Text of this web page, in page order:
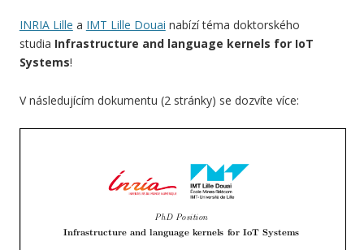
INRIA Lille a IMT Lille Douai nabízí téma doktorského
studia Infrastructure and language kernels for IoT
Systems!
V následujícím dokumentu (2 stránky) se dozvíte více: